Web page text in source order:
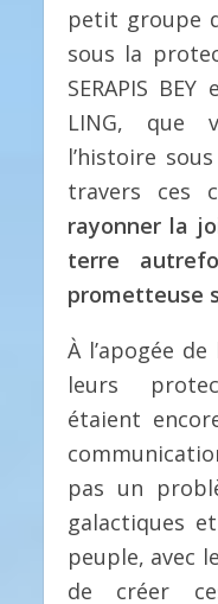
petit groupe
sous la
SERAPIS
LING, que
l’histoire
travers ces
rayonner la
terre
prometteuse
À l’apogée
leurs
étaient
pas un
galactiques
peuple, avec
de créer